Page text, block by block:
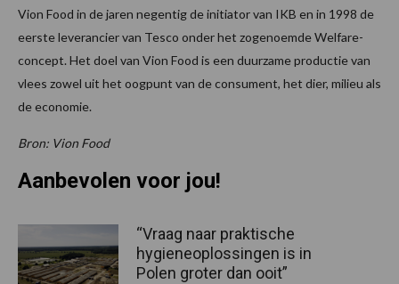
Vion Food in de jaren negentig de initiator van IKB en in 1998 de
eerste leverancier van Tesco onder het zogenoemde Welfare-
concept. Het doel van Vion Food is een duurzame productie van
vlees zowel uit het oogpunt van de consument, het dier, milieu als
de economie.
Bron: Vion Food
Aanbevolen voor jou!
“Vraag naar praktische
hygieneoplossingen is in
Polen groter dan ooit”